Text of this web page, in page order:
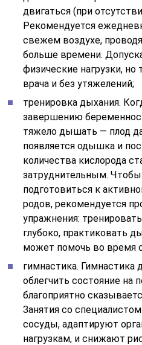
двигаться (при
Рекомендуется
свежем воздухе,
больше времени.
физические нагрузки,
врача и без утяжелений;
тренировка дыхания.
завершению
тяжело дышать — плод
появляется одышка и
количества кислорода
затруднительным.
подготовиться к
родов, рекомендуется
упражнения:
глубоко, практиковать
может помочь во время
гимнастика. Гимнастика
облегчить состояние на
благоприятно
Занятия со
сосуды, адаптируют
нагрузкам, и снижают